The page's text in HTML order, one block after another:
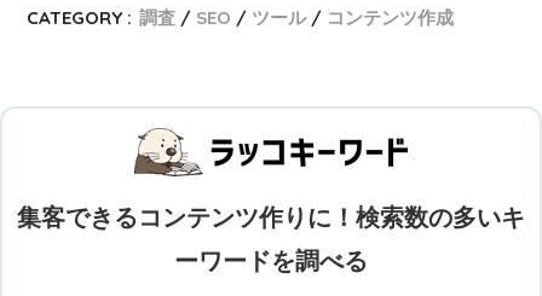
CATEGORY : 調査 SEO ツール コンテンツ作成
集客できるコンテンツ作りに！検索数の多いキ
ーワードを調べる